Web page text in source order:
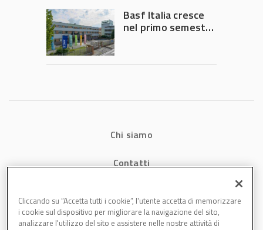
Governo
Basf Italia cresce
nel primo semestre
Chi siamo
Contatti
Cookies
Cliccando su “Accetta tutti i cookie”, l'utente accetta di memorizzare
i cookie sul dispositivo per migliorare la navigazione del sito,
analizzare l'utilizzo del sito e assistere nelle nostre attività di